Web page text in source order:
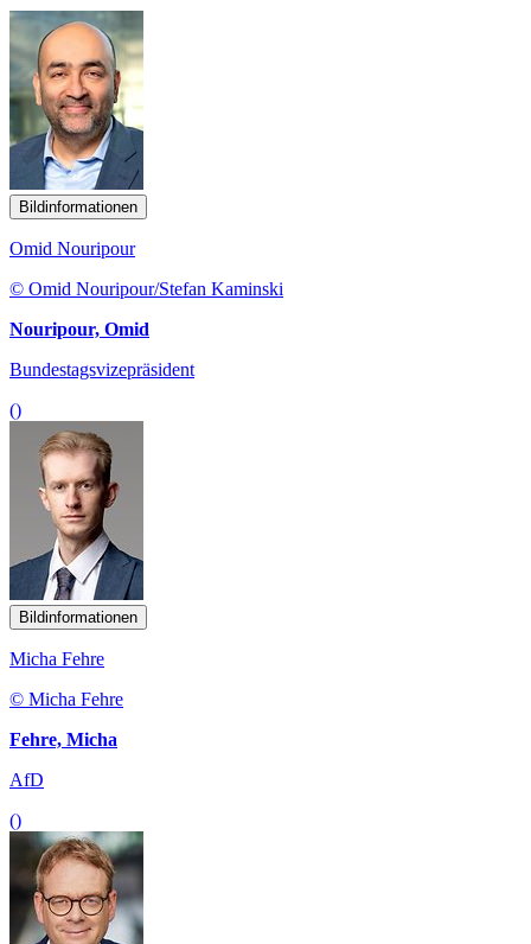
Bildinformationen
Omid Nouripour
© Omid Nouripour/Stefan Kaminski
Nouripour, Omid
Bundestagsvizepräsident
()
Bildinformationen
Micha Fehre
© Micha Fehre
Fehre, Micha
AfD
()